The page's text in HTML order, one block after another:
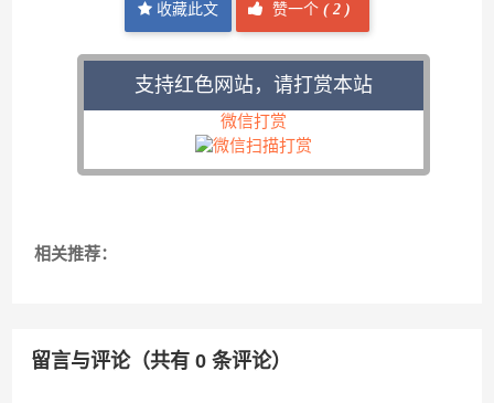
收藏此文 赞一个 (2 )
支持红色网站，请打赏本站
微信打赏
相关推荐：
留言与评论（共有0 条评论）